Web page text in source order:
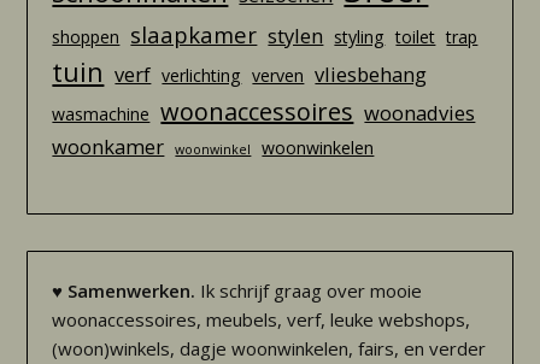
shoppen slaapkamer stylen styling toilet trap
tuin verf verlichting verven vliesbehang
wasmachine woonaccessoires woonadvies
woonkamer
woonwinkel woonwinkelen
♥ Samenwerken. Ik schrijf graag over mooie
woonaccessoires, meubels, verf, leuke webshops,
(woon)winkels, dagje woonwinkelen, fairs, en verder